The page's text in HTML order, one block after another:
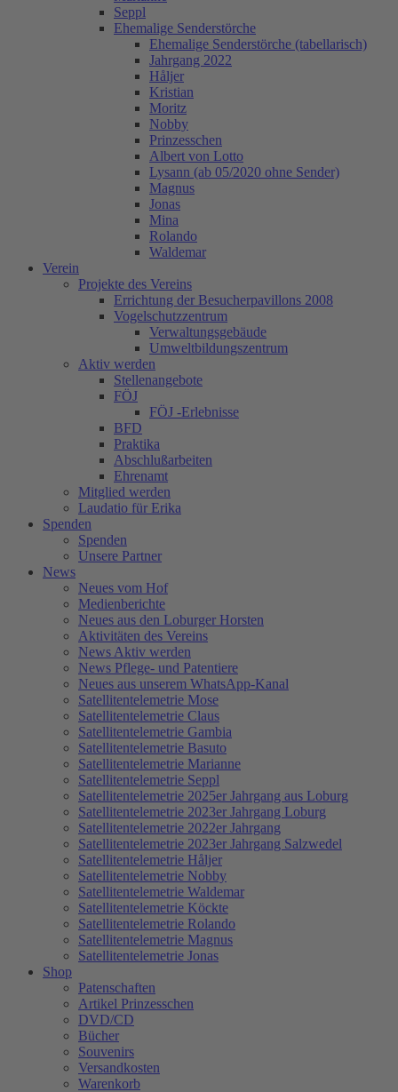
Seppl
Ehemalige Senderstörche
Ehemalige Senderstörche (tabellarisch)
Jahrgang 2022
Håljer
Kristian
Moritz
Nobby
Prinzesschen
Albert von Lotto
Lysann (ab 05/2020 ohne Sender)
Magnus
Jonas
Mina
Rolando
Waldemar
Verein
Projekte des Vereins
Errichtung der Besucherpavillons 2008
Vogelschutzzentrum
Verwaltungsgebäude
Umweltbildungszentrum
Aktiv werden
Stellenangebote
FÖJ
FÖJ -Erlebnisse
BFD
Praktika
Abschlußarbeiten
Ehrenamt
Mitglied werden
Laudatio für Erika
Spenden
Spenden
Unsere Partner
News
Neues vom Hof
Medienberichte
Neues aus den Loburger Horsten
Aktivitäten des Vereins
News Aktiv werden
News Pflege- und Patentiere
Neues aus unserem WhatsApp-Kanal
Satellitentelemetrie Mose
Satellitentelemetrie Claus
Satellitentelemetrie Gambia
Satellitentelemetrie Basuto
Satellitentelemetrie Marianne
Satellitentelemetrie Seppl
Satellitentelemetrie 2025er Jahrgang aus Loburg
Satellitentelemetrie 2023er Jahrgang Loburg
Satellitentelemetrie 2022er Jahrgang
Satellitentelemetrie 2023er Jahrgang Salzwedel
Satellitentelemetrie Håljer
Satellitentelemetrie Nobby
Satellitentelemetrie Waldemar
Satellitentelemetrie Köckte
Satellitentelemetrie Rolando
Satellitentelemetrie Magnus
Satellitentelemetrie Jonas
Shop
Patenschaften
Artikel Prinzesschen
DVD/CD
Bücher
Souvenirs
Versandkosten
Warenkorb